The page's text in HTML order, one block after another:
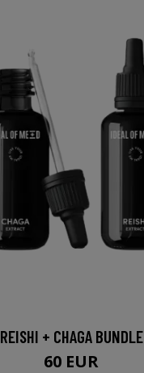
REISHI + CHAGA BUNDLE
60 EUR